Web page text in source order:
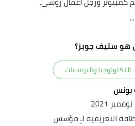
هو ستيف جوبز؟
التكنولوجيا والبرمجيات
يونس
التعريفية لـِ مؤسس